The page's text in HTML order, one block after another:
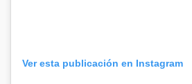
Ver esta publicación en Instagram